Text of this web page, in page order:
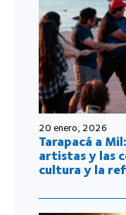
20 enero, 2026
Tarapacá a
artistas y las
cultura y la